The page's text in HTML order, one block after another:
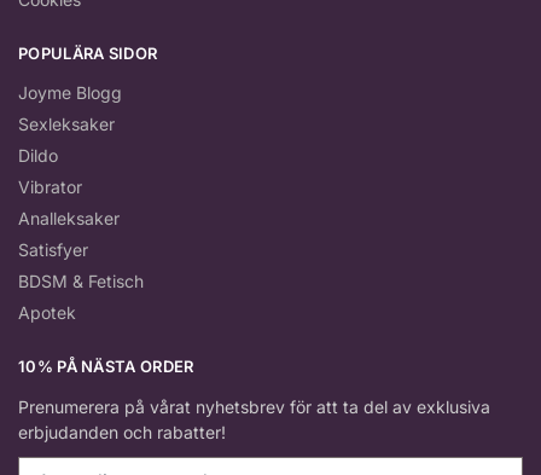
POPULÄRA SIDOR
Joyme Blogg
Sexleksaker
Dildo
Vibrator
Analleksaker
Satisfyer
BDSM & Fetisch
Apotek
10% PÅ NÄSTA ORDER
Prenumerera på vårat nyhetsbrev för att ta del av exklusiva
erbjudanden och rabatter!